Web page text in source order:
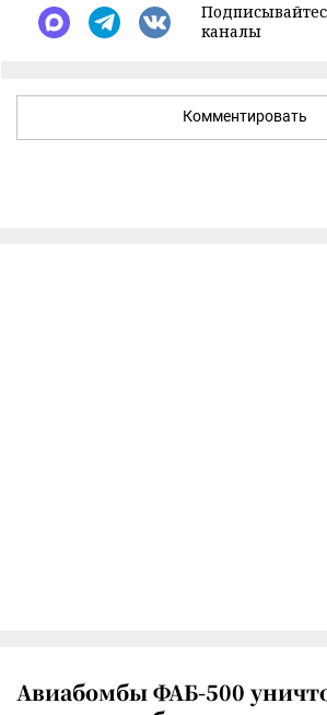
каналы
Комментировать
Авиабомбы ФАБ-500